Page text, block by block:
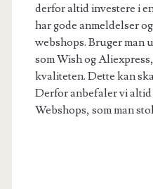
derfor altid investere i
har gode anmeldelser
webshops. Bruger man
som Wish og
kvaliteten. Dette kan
Derfor anbefaler vi altid
Webshops, som man